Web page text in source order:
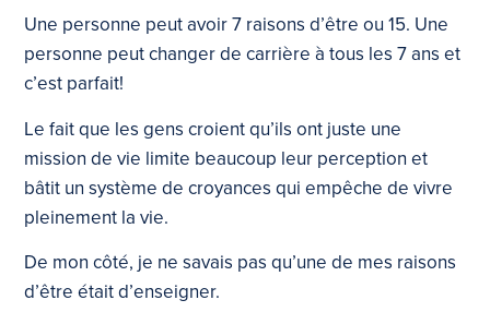
Une personne peut avoir 7 raisons d’être ou 15. Une
personne peut changer de carrière à tous les 7 ans et
c’est parfait!
Le fait que les gens croient qu’ils ont juste une
mission de vie limite beaucoup leur perception et
bâtit un système de croyances qui empêche de vivre
pleinement la vie.
De mon côté, je ne savais pas qu’une de mes raisons
d’être était d’enseigner.